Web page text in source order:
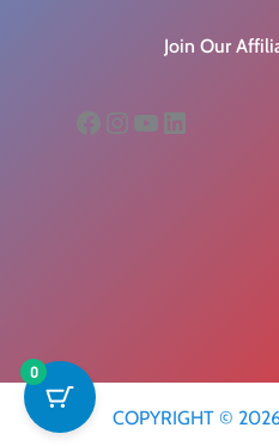
Join Our
Facebook
Instagram
YouTube
LinkedIn
COPYRIGHT ©
0